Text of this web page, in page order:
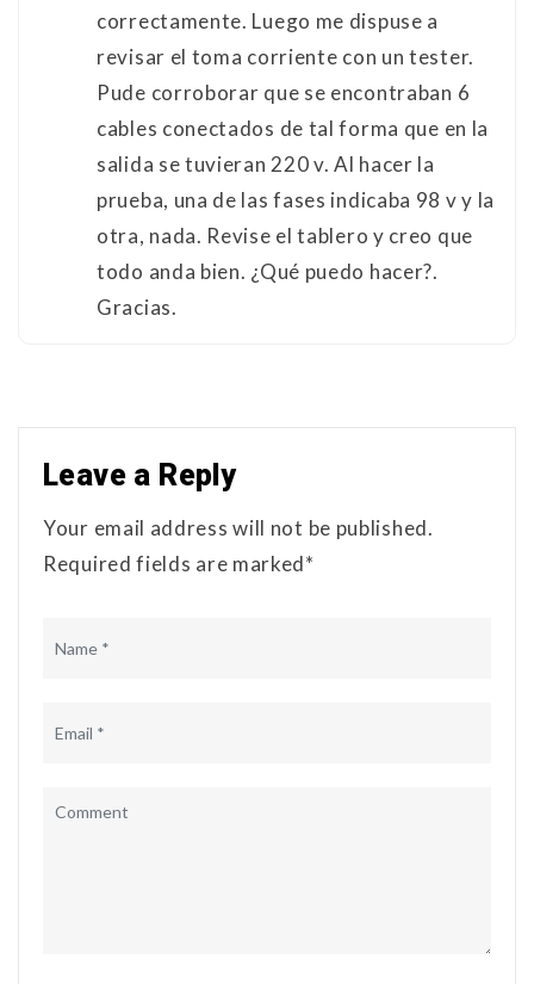
correctamente. Luego me dispuse a
revisar el toma corriente con un tester.
Pude corroborar que se encontraban 6
cables conectados de tal forma que en la
salida se tuvieran 220 v. Al hacer la
prueba, una de las fases indicaba 98 v y la
otra, nada. Revise el tablero y creo que
todo anda bien. ¿Qué puedo hacer?.
Gracias.
Leave a Reply
Your email address will not be published.
Required fields are marked*